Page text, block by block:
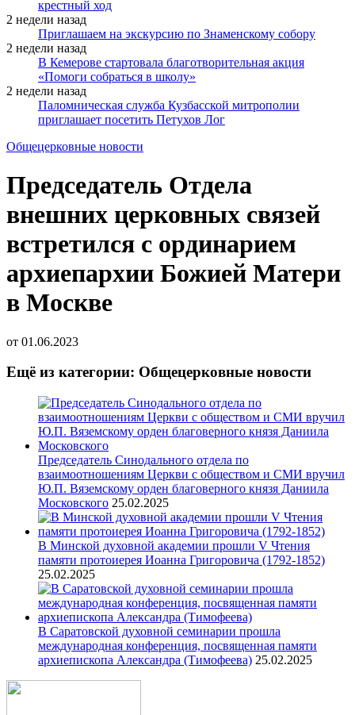
крестный ход
2 недели назад
Приглашаем на экскурсию по Знаменскому собору
2 недели назад
В Кемерове стартовала благотворительная акция
«Помоги собраться в школу»
2 недели назад
Паломническая служба Кузбасской митрополии
приглашает посетить Петухов Лог
Общецерковные новости
Председатель Отдела
внешних церковных связей
встретился с ординарием
архиепархии Божией Матери
в Москве
от 01.06.2023
Ещё из категории: Общецерковные новости
Председатель Синодального отдела по
взаимоотношениям Церкви с обществом и СМИ вручил
Ю.П. Вяземскому орден благоверного князя Даниила
Московского 25.02.2025
В Минской духовной академии прошли V Чтения
памяти протоиерея Иоанна Григоровича (1792-1852)
25.02.2025
В Саратовской духовной семинарии прошла
международная конференция, посвященная памяти
архиепископа Александра (Тимофеева) 25.02.2025